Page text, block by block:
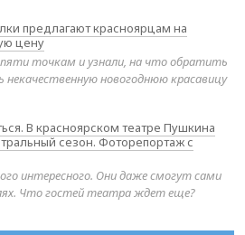
предлагают красноярцам на
цену
пяти точкам и узнали, на что обратить
новогоднюю красавицу
В красноярском театре Пушкина
сезон. Фоторепортаж с
интересного. Они даже смогут сами
Что гостей театра ждет еще?